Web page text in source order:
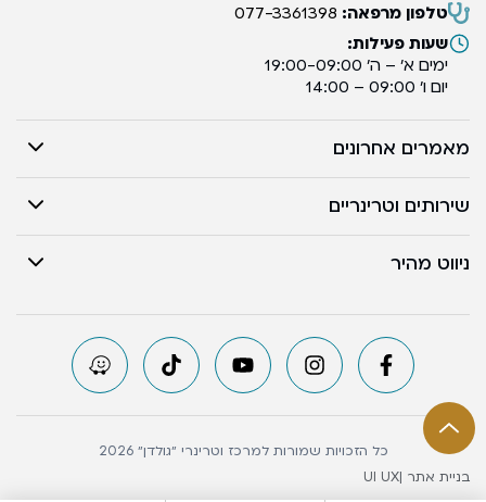
טלפון מרפאה: 077-3361398
שעות פעילות:
ימים א’ – ה’ 19:00-09:00
יום ו’ 09:00 – 14:00
מאמרים אחרונים
שירותים וטרינריים
ניווט מהיר
כל הזכויות שמורות למרכז וטרינרי ״גולדן״ 2026
בניית אתר |UI UX